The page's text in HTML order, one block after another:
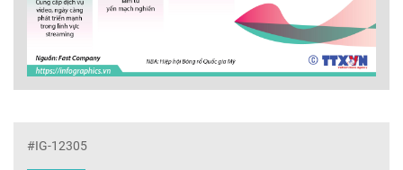
#IG-12305